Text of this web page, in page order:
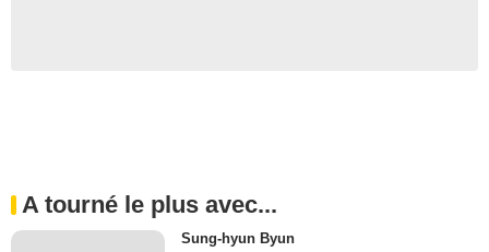
A tourné le plus avec...
Sung-hyun Byun